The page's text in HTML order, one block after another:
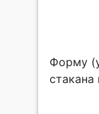
Форму